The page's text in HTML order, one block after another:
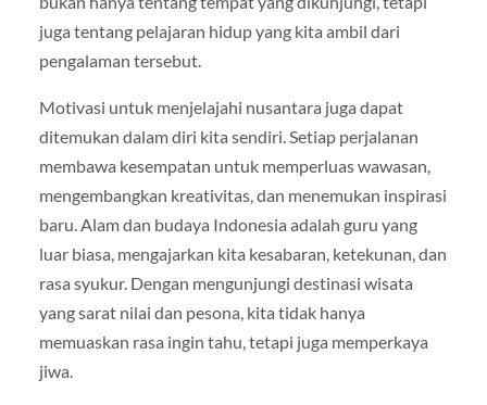
juga tentang pelajaran hidup yang kita ambil dari
pengalaman tersebut.
Motivasi untuk menjelajahi nusantara juga dapat
ditemukan dalam diri kita sendiri. Setiap perjalanan
membawa kesempatan untuk memperluas wawasan,
mengembangkan kreativitas, dan menemukan inspirasi
baru. Alam dan budaya Indonesia adalah guru yang
luar biasa, mengajarkan kita kesabaran, ketekunan, dan
rasa syukur. Dengan mengunjungi destinasi wisata
yang sarat nilai dan pesona, kita tidak hanya
memuaskan rasa ingin tahu, tetapi juga memperkaya
jiwa.